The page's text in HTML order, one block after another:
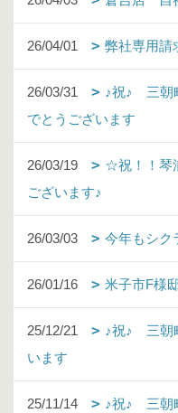
26/04/01 弊社専用請
26/03/31
♪祝♪ 三朝
でとうございます
26/03/19
☆祝！！琴
ございます♪
26/03/03 今年もシク
26/01/16 米子市F様
25/12/21
♪祝♪ 三朝
います
25/11/14
♪祝♪ 三朝